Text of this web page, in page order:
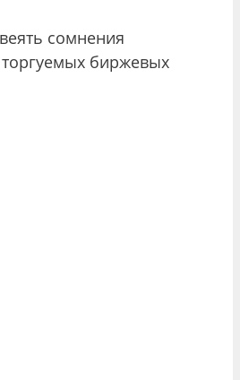
сомнения
торгуемых биржевых